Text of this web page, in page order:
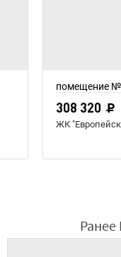
помещение №
308 320
ЖК